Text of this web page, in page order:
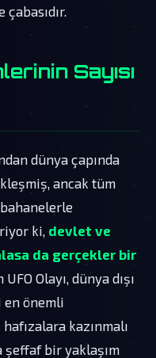
Sayısı
dünya çapında
ancak tüm
ki, devlet ve
da gerçekler bir
UFO Olayı, dünya dışı
en önemli
kazınmalı
şeffaf bir yaklaşım